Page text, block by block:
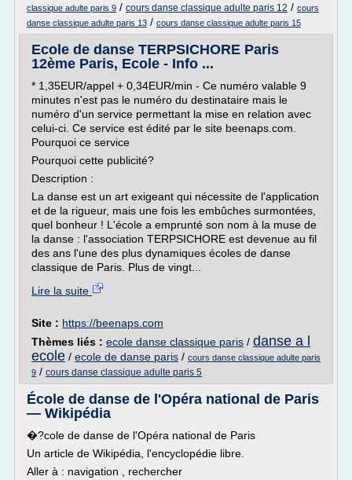
classique adulte paris 9 / cours danse classique adulte paris 12 / cours
danse classique adulte paris 13 / cours danse classique adulte paris 15
Ecole de danse TERPSICHORE Paris
12ème Paris, Ecole - Info ...
* 1,35EUR/appel + 0,34EUR/min - Ce numéro valable 9
minutes n'est pas le numéro du destinataire mais le
numéro d'un service permettant la mise en relation avec
celui-ci. Ce service est édité par le site beenaps.com.
Pourquoi ce service
Pourquoi cette publicité?
Description :
La danse est un art exigeant qui nécessite de l'application
et de la rigueur, mais une fois les embûches surmontées,
quel bonheur ! L'école a emprunté son nom à la muse de
la danse : l'association TERPSICHORE est devenue au fil
des ans l'une des plus dynamiques écoles de danse
classique de Paris. Plus de vingt...
Lire la suite
Site : https://beenaps.com
Thèmes liés : ecole danse classique paris / danse a l
ecole / ecole de danse paris / cours danse classique adulte paris
9 / cours danse classique adulte paris 5
École de danse de l'Opéra national de Paris
— Wikipédia
�?cole de danse de l'Opéra national de Paris
Un article de Wikipédia, l'encyclopédie libre.
Aller à : navigation , rechercher